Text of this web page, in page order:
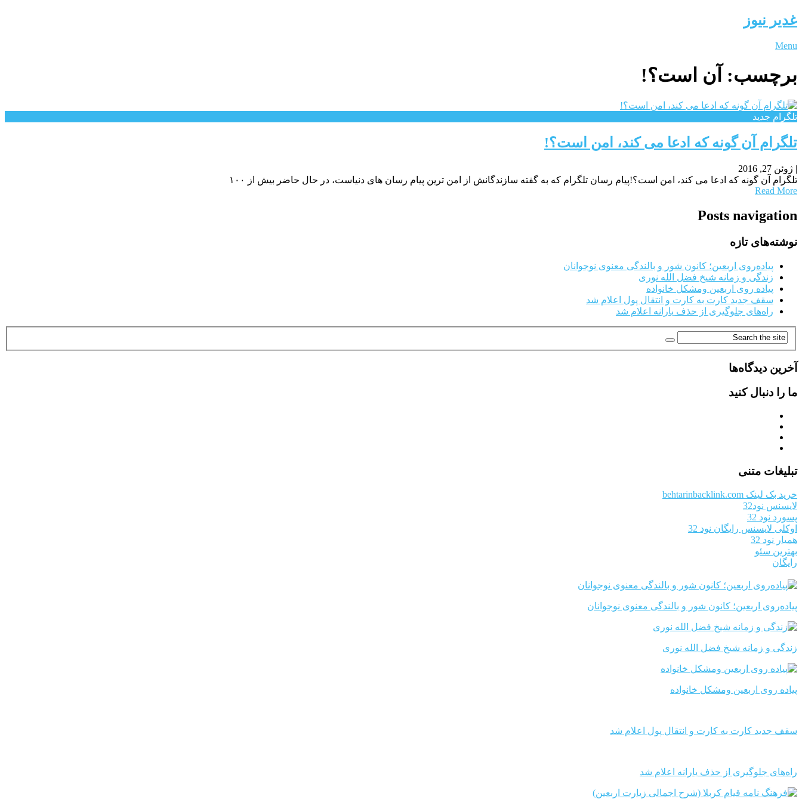
غدیر نیوز
Menu
برچسب: آن است؟!
تلگرام جدید
تلگرام آن گونه که ادعا می کند، امن است؟!
| ژوئن 27, 2016
تلگرام آن گونه که ادعا می کند، امن است؟!پیام رسان تلگرام که به گفته سازندگانش از امن ترین پیام رسان های دنیاست، در حال حاضر بیش از ۱۰۰
Read More
Posts navigation
نوشته‌های تازه
پیاده‌روی اربعین؛ کانون شور و بالندگی معنوی نوجوانان
زندگی و زمانه شیخ فضل الله نوری
پیاده روی اربعین ومشکل خانواده
سقف جدید کارت به کارت و انتقال پول اعلام شد
راه‌های جلوگیری از حذف یارانه اعلام شد
آخرین دیدگاه‌ها
ما را دنبال کنید
تبلیغات متنی
خرید بک لینک behtarinbacklink.com
لایسنس نود32
پسورد نود 32
اوکلی لایسنس رایگان نود 32
همیار نود 32
بهترین سئو
رایگان
پیاده‌روی اربعین؛ کانون شور و بالندگی معنوی نوجوانان
زندگی و زمانه شیخ فضل الله نوری
پیاده روی اربعین ومشکل خانواده
سقف جدید کارت به کارت و انتقال پول اعلام شد
راه‌های جلوگیری از حذف یارانه اعلام شد